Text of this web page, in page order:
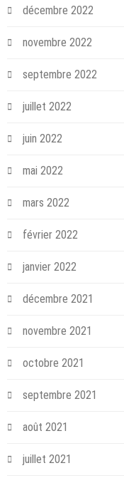
décembre 2022
novembre 2022
septembre 2022
juillet 2022
juin 2022
mai 2022
mars 2022
février 2022
janvier 2022
décembre 2021
novembre 2021
octobre 2021
septembre 2021
août 2021
juillet 2021